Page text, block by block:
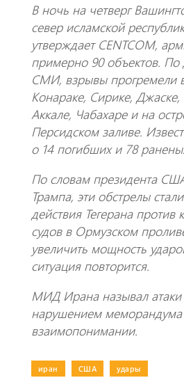
В ночь на четверг
север исламской
утверждает CENTCOM,
примерно 90 объектов.
СМИ, взрывы прогремели
Конараке, Сирике,
Аккале, Чабахаре и на
Персидском заливе.
о 14 погибших и 78
По словам президента
Трампа, эти обстрелы
действия Тегерана против
судов в Ормузском
увеличить мощность
ситуация повторится.
МИД Ирана называл
нарушением
взаимопонимании.
иран США удары